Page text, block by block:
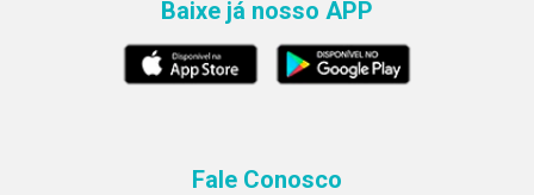
Baixe já nosso APP
Fale Conosco